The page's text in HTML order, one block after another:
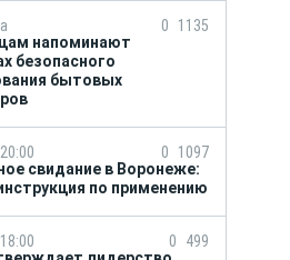
0
1135
напоминают
безопасного
бытовых
0
1097
свидание в Воронеже:
по применению
0
499